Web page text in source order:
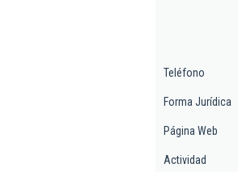
Teléfono
Forma Jurídica
Página Web
Actividad